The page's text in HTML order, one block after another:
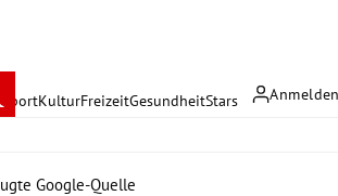
Anmelden
SportKulturFreizeitGesundheitStars
Google-Quelle